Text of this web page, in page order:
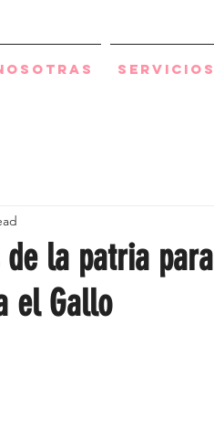
Servicios
de la patria para
el Gallo